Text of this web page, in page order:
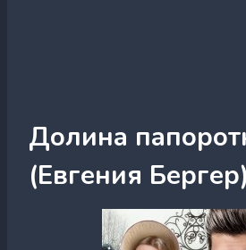
Долина
(Евгения Бергер)